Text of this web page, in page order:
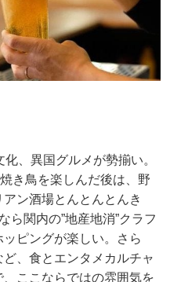
、異国グルメが勢揃い。
き鳥を楽しんだ後は、野
ン酒場とんとんとんき
ら関内の”地産地消”クラフ
ピングが楽しい。さら
、食とエンタメカルチャ
ここならではの雰囲気を